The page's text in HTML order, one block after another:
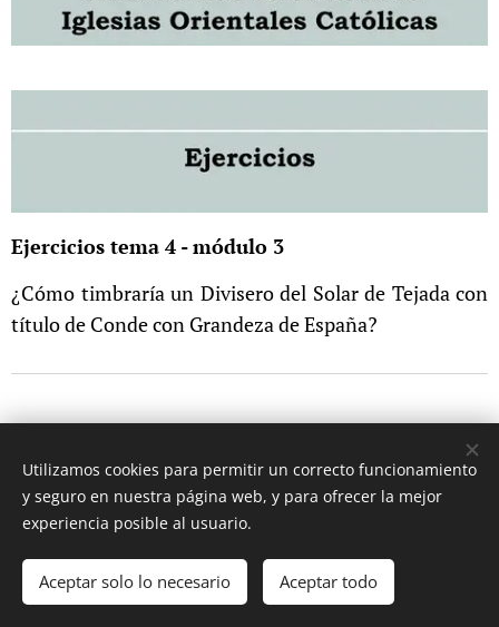
Ejercicios tema 4 - módulo 3
¿Cómo timbraría un Divisero del Solar de Tejada con
título de Conde con Grandeza de España?
© 2017 Ignacio Koblischek. Todos los derechos reservados.
Cookies
Utilizamos cookies para permitir un correcto funcionamiento
y seguro en nuestra página web, y para ofrecer la mejor
experiencia posible al usuario.
Aceptar solo lo necesario Aceptar todo